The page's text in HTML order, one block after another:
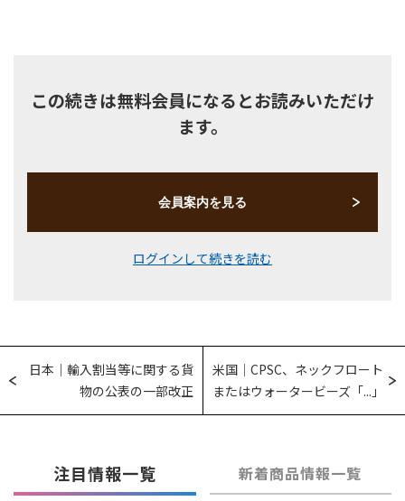
この続きは無料会員になるとお読みいただけ
ます。
会員案内を見る
ログインして続きを読む
日本｜輸入割当等に関する貨
物の公表の一部改正
米国｜CPSC、ネックフロート
またはウォータービーズ「...」
注目情報一覧 新着商品情報一覧